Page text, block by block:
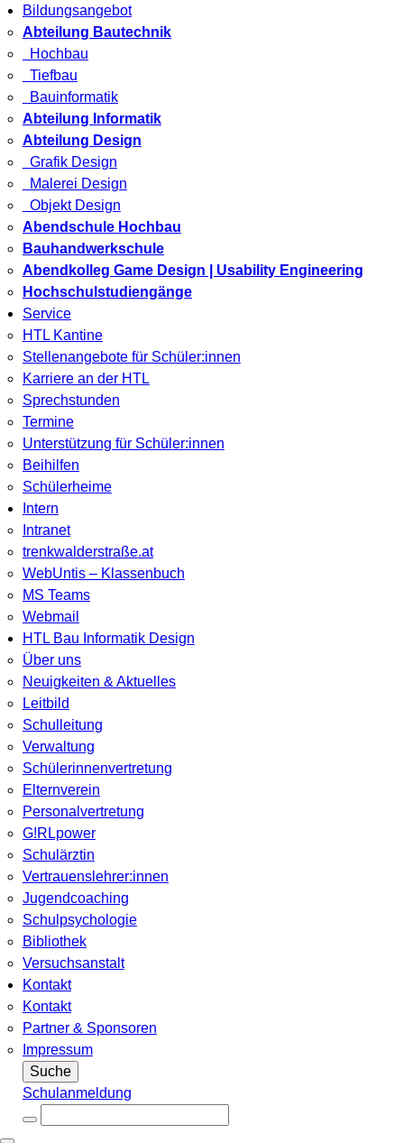
Bildungsangebot
Abteilung Bautechnik
Hochbau
Tiefbau
Bauinformatik
Abteilung Informatik
Abteilung Design
Grafik Design
Malerei Design
Objekt Design
Abendschule Hochbau
Bauhandwerkschule
Abendkolleg Game Design | Usability Engineering
Hochschulstudiengänge
Service
HTL Kantine
Stellenangebote für Schüler:innen
Karriere an der HTL
Sprechstunden
Termine
Unterstützung für Schüler:innen
Beihilfen
Schülerheime
Intern
Intranet
trenkwalderstraße.at
WebUntis – Klassenbuch
MS Teams
Webmail
HTL Bau Informatik Design
Über uns
Neuigkeiten & Aktuelles
Leitbild
Schulleitung
Verwaltung
Schülerinnenvertretung
Elternverein
Personalvertretung
G!RLpower
Schulärztin
Vertrauenslehrer:innen
Jugendcoaching
Schulpsychologie
Bibliothek
Versuchsanstalt
Kontakt
Kontakt
Partner & Sponsoren
Impressum
Suche
Schulanmeldung